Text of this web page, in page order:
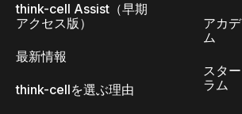
think-cell Assist（早期
アクセス版）
最新情報
think-cellを選ぶ理由
アカ
ム
スタ
ラム